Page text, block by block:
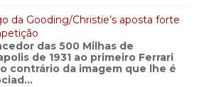
da Gooding/Christie’s aposta forte
das 500 Milhas de
de 1931 ao primeiro Ferrari
contrário da imagem que lhe é